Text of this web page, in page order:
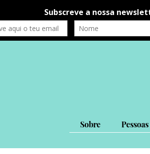
Sobre Pessoas